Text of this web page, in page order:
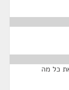
כל מה